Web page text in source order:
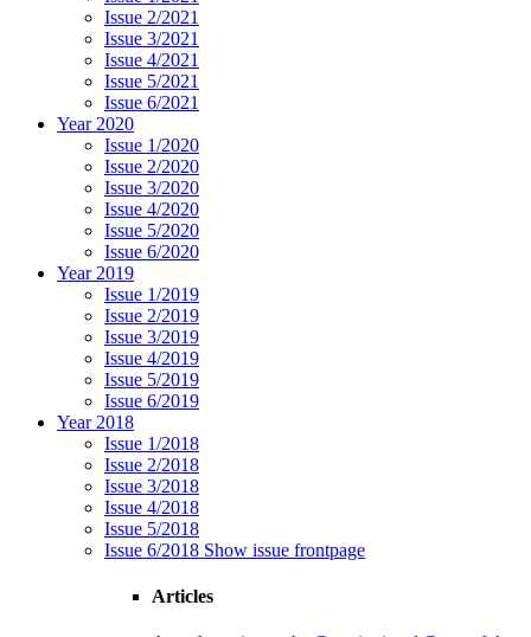
Issue 2/2021
Issue 3/2021
Issue 4/2021
Issue 5/2021
Issue 6/2021
Year 2020
Issue 1/2020
Issue 2/2020
Issue 3/2020
Issue 4/2020
Issue 5/2020
Issue 6/2020
Year 2019
Issue 1/2019
Issue 2/2019
Issue 3/2019
Issue 4/2019
Issue 5/2019
Issue 6/2019
Year 2018
Issue 1/2018
Issue 2/2018
Issue 3/2018
Issue 4/2018
Issue 5/2018
Issue 6/2018 Show issue frontpage
Articles